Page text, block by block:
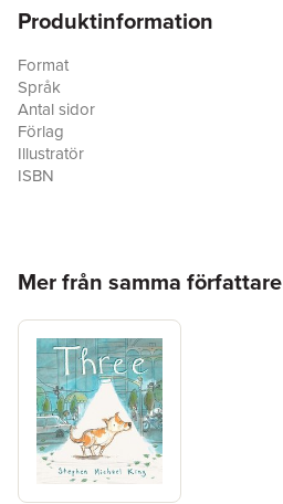
Produktinformation
Format
Språk
Antal sidor
Förlag
Illustratör
ISBN
Mer från samma författare